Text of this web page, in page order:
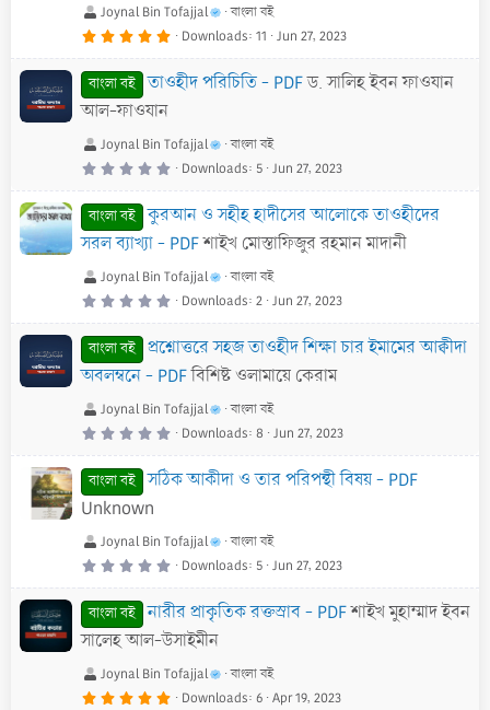
s
)
Joynal Bin Tofajjal বাংলা বই
5
0
0
s
s
)
Downloads 11 Jun 27, 2023
বাংলা বই তাওহীদ পরিচিতি - PDFড. সালিহ ইবন ফাওযান
আল-ফাওযান
Joynal Bin Tofajjal বাংলা বই
0
0
s
a
r
s
)
Downloads 5 Jun 27, 2023
বাংলা বই
কুরআন ও সহীহ হাদীসের আলোকে তাওহীদের
সরল ব্যাখ্যা - PDFশাইখ মোস্তাফিজুর রহমান মাদানী
Joynal Bin Tofajjal বাংলা বই
0
0
s
t
a
r
s
)
Downloads 2 Jun 27, 2023
বাংলা বই
প্রশ্নোত্তরে সহজ তাওহীদ শিক্ষা চার ইমামের আক্বীদা
অবলম্বনে - PDFবিশিষ্ট ওলামায়ে কেরাম
Joynal Bin Tofajjal বাংলা বই
0
0
s
s
)
Downloads 8 Jun 27, 2023
বাংলা বই
সঠিক আকীদা ও তার পরিপন্থী বিষয় - PDF
Unknown
Joynal Bin Tofajjal বাংলা বই
0
0
0
s
t
a
r
s
)
Downloads 5 Jun 27, 2023
বাংলা বই নারীর প্রাকৃতিক রক্তস্রাব - PDFশাইখ মুহাম্মাদ ইবন
সালেহ আল-উসাইমীন
Joynal Bin Tofajjal বাংলা বই
5 Downloads 6 Apr 19, 2023